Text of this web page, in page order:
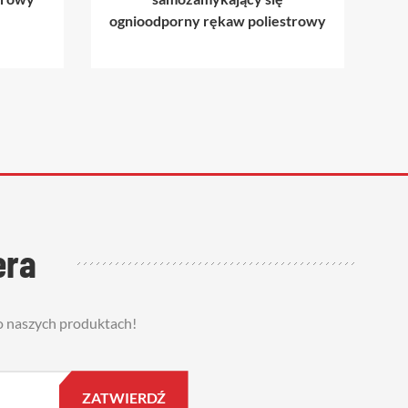
ognioodporny rękaw poliestrowy
naszych produktach!